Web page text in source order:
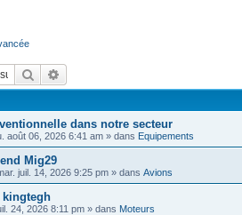
Rechercher
dans notre secteur
août 06, 2026 6:41 am » dans Equipements
Mig29
juil. 14, 2026 9:25 pm » dans Avions
kingtegh
24, 2026 8:11 pm » dans Moteurs